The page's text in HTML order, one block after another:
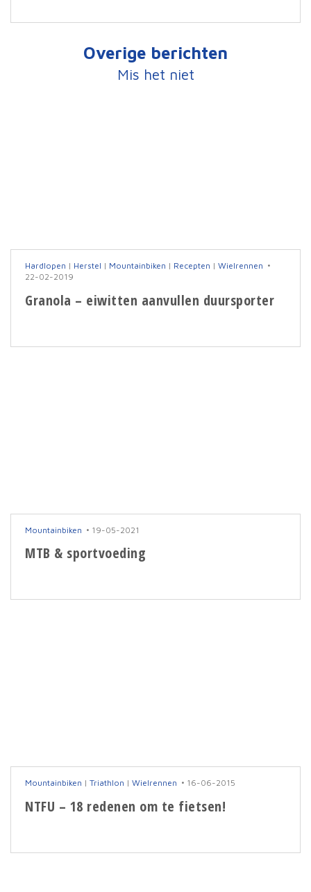
Overige berichten
Mis het niet
Hardlopen | Herstel | Mountainbiken | Recepten | Wielrennen
22-02-2019
Granola – eiwitten aanvullen duursporter
Mountainbiken 19-05-2021
MTB & sportvoeding
Mountainbiken | Triathlon | Wielrennen 16-06-2015
NTFU – 18 redenen om te fietsen!